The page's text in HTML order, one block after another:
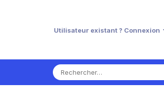
Utilisateur existant ? Connexion